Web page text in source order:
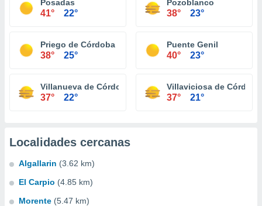
Posadas
41° 22°
Pozoblanco
38° 23°
Priego de Córdoba
38° 25°
Puente Genil
40° 23°
Villanueva de Córdoba
37° 22°
Villaviciosa de Córdoba
37° 21°
Localidades cercanas
Algallarin (3.62 km)
El Carpio (4.85 km)
Morente (5.47 km)